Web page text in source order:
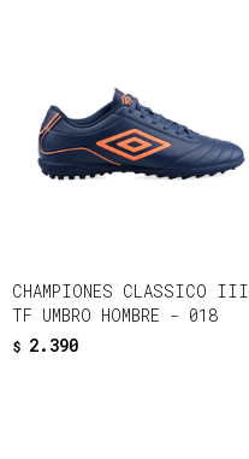
CHAMPIONES CLASSICO III
TF UMBRO HOMBRE - 018
$ 2.390